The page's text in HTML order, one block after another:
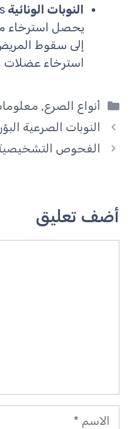
النوبات الونائية
يحصل استرخاء
إلى سقوط
استرخاء عضلات
التصنيفات
أنواع الصرع,
النوبات الصرعية
الفحوص
أضف تعليق
الاسم